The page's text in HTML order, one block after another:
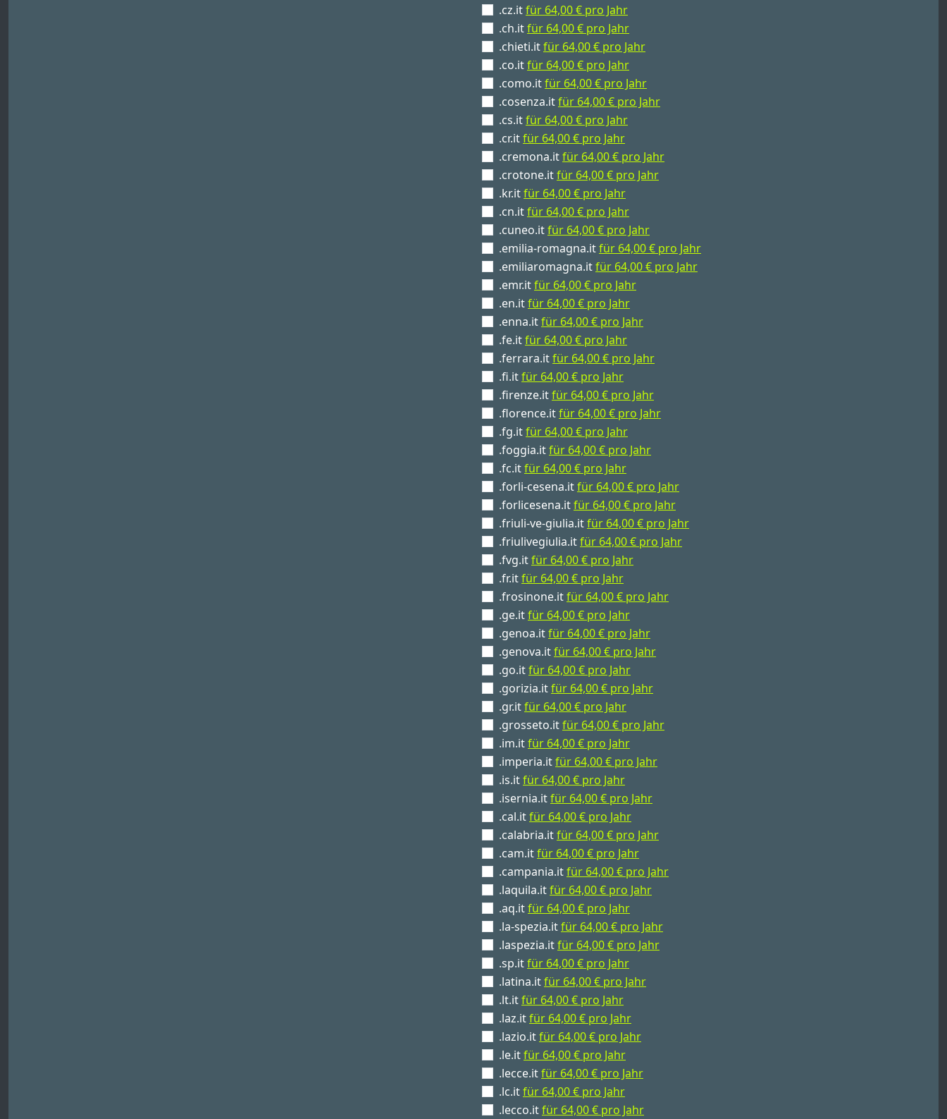
.cz.itfür 64,00 € pro Jahr
.ch.itfür 64,00 € pro Jahr
.chieti.itfür 64,00 € pro Jahr
.co.itfür 64,00 € pro Jahr
.como.itfür 64,00 € pro Jahr
.cosenza.itfür 64,00 € pro Jahr
.cs.itfür 64,00 € pro Jahr
.cr.itfür 64,00 € pro Jahr
.cremona.itfür 64,00 € pro Jahr
.crotone.itfür 64,00 € pro Jahr
.kr.itfür 64,00 € pro Jahr
.cn.itfür 64,00 € pro Jahr
.cuneo.itfür 64,00 € pro Jahr
.emilia-romagna.itfür 64,00 € pro Jahr
.emiliaromagna.itfür 64,00 € pro Jahr
.emr.itfür 64,00 € pro Jahr
.en.itfür 64,00 € pro Jahr
.enna.itfür 64,00 € pro Jahr
.fe.itfür 64,00 € pro Jahr
.ferrara.itfür 64,00 € pro Jahr
.fi.itfür 64,00 € pro Jahr
.firenze.itfür 64,00 € pro Jahr
.florence.itfür 64,00 € pro Jahr
.fg.itfür 64,00 € pro Jahr
.foggia.itfür 64,00 € pro Jahr
.fc.itfür 64,00 € pro Jahr
.forli-cesena.itfür 64,00 € pro Jahr
.forlicesena.itfür 64,00 € pro Jahr
.friuli-ve-giulia.itfür 64,00 € pro Jahr
.friulivegiulia.itfür 64,00 € pro Jahr
.fvg.itfür 64,00 € pro Jahr
.fr.itfür 64,00 € pro Jahr
.frosinone.itfür 64,00 € pro Jahr
.ge.itfür 64,00 € pro Jahr
.genoa.itfür 64,00 € pro Jahr
.genova.itfür 64,00 € pro Jahr
.go.itfür 64,00 € pro Jahr
.gorizia.itfür 64,00 € pro Jahr
.gr.itfür 64,00 € pro Jahr
.grosseto.itfür 64,00 € pro Jahr
.im.itfür 64,00 € pro Jahr
.imperia.itfür 64,00 € pro Jahr
.is.itfür 64,00 € pro Jahr
.isernia.itfür 64,00 € pro Jahr
.cal.itfür 64,00 € pro Jahr
.calabria.itfür 64,00 € pro Jahr
.cam.itfür 64,00 € pro Jahr
.campania.itfür 64,00 € pro Jahr
.laquila.itfür 64,00 € pro Jahr
.aq.itfür 64,00 € pro Jahr
.la-spezia.itfür 64,00 € pro Jahr
.laspezia.itfür 64,00 € pro Jahr
.sp.itfür 64,00 € pro Jahr
.latina.itfür 64,00 € pro Jahr
.lt.itfür 64,00 € pro Jahr
.laz.itfür 64,00 € pro Jahr
.lazio.itfür 64,00 € pro Jahr
.le.itfür 64,00 € pro Jahr
.lecce.itfür 64,00 € pro Jahr
.lc.itfür 64,00 € pro Jahr
.lecco.itfür 64,00 € pro Jahr